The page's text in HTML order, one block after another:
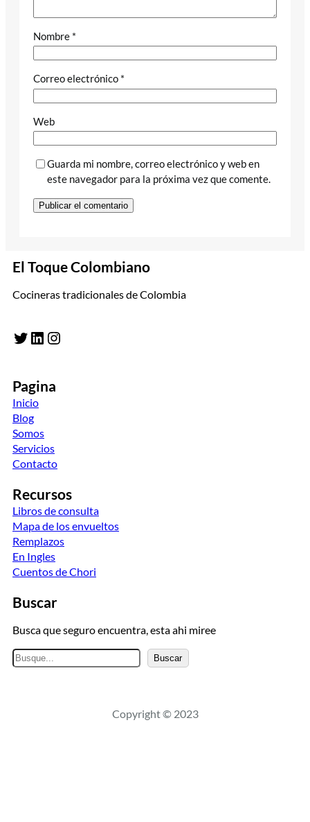
Nombre *
Correo electrónico *
Web
Guarda mi nombre, correo electrónico y web en
este navegador para la próxima vez que comente.
El Toque Colombiano
Cocineras tradicionales de Colombia
Twitter LinkedIn Instagram
Pagina
Inicio
Blog
Somos
Servicios
Contacto
Recursos
Libros de consulta
Mapa de los envueltos
Remplazos
En Ingles
Cuentos de Chori
Buscar
Busca que seguro encuentra, esta ahi miree
B
u
a
Buscar
Copyright © 2023